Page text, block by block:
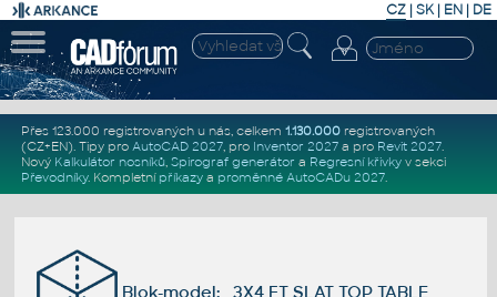
CZ | SK| EN | DE
Přes 123.000 registrovaných u nás, celkem 1.130.000registrovaných
(CZ+EN). Tipy pro AutoCAD 2027, pro Inventor 2027a pro Revit 2027.
Nový Kalkulátor nosníků, Spirograf generátor a Regresní křivkyv sekci
Převodníky. Kompletní příkazya proměnné AutoCADu 2027.
Blok-model: 3X4 FT SLAT TOP TABLE